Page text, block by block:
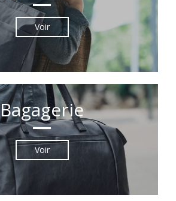
Voir
Bagagerie
Voir